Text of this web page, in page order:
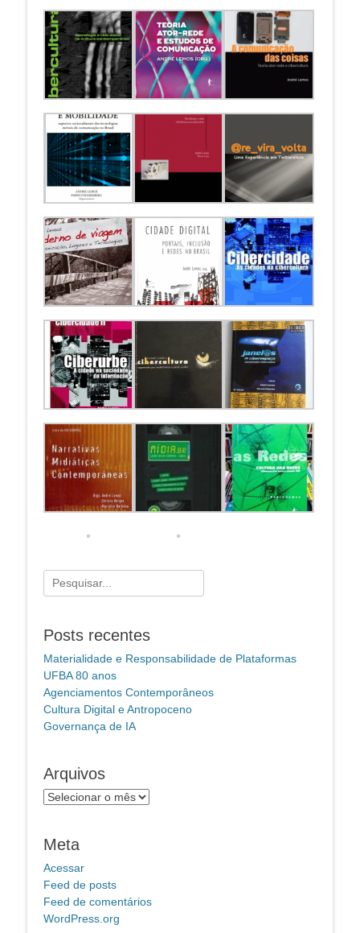
Pesquisar
por:
Posts recentes
Materialidade e Responsabilidade de Plataformas
UFBA 80 anos
Agenciamentos Contemporâneos
Cultura Digital e Antropoceno
Governança de IA
Arquivos
Arquivos
Meta
Acessar
Feed de posts
Feed de comentários
WordPress.org